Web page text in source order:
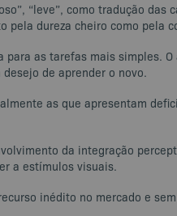
“leve”, como tradução
pela dureza cheiro como pela
as tarefas mais simples.
de aprender o novo.
as que apresentam
da integração
a estímulos visuais.
inédito no mercado e